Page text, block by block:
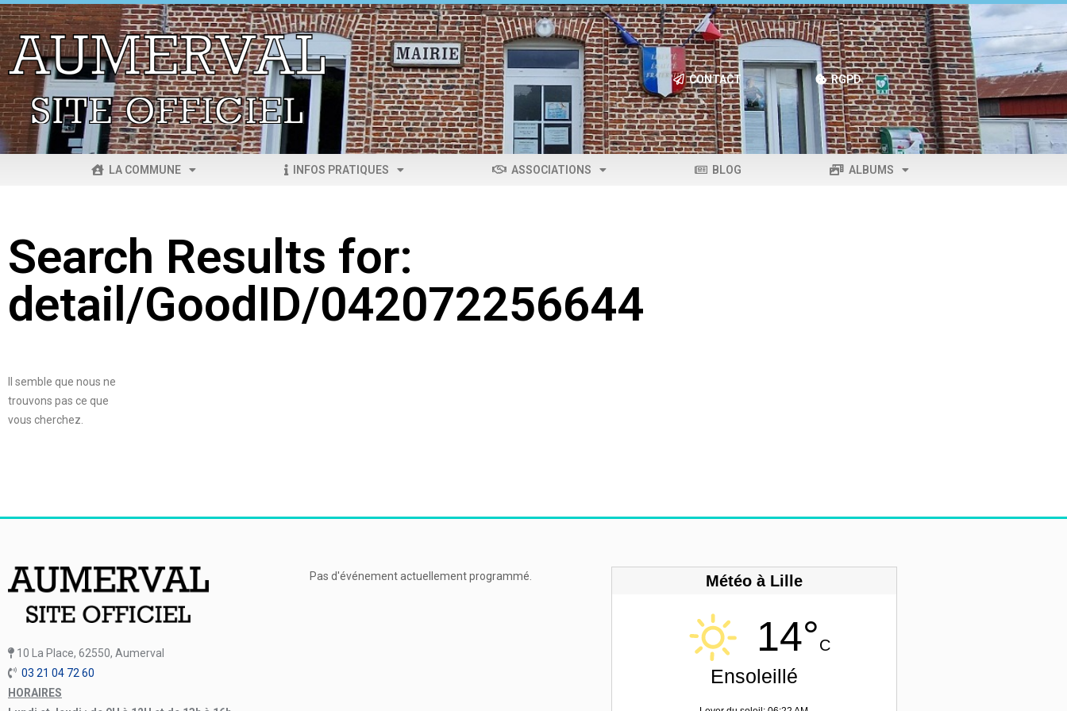
CONTACT RGPD
LA COMMUNE INFOS PRATIQUES ASSOCIATIONS BLOG ALBUMS
Search Results for:
detail/GoodID/042072256644
Il semble que nous ne
trouvons pas ce que
vous cherchez.
10 La Place, 62550, Aumerval
03 21 04 72 60
HORAIRES
Pas d'événement actuellement programmé. Météo à Lille
14°C
Ensoleillé